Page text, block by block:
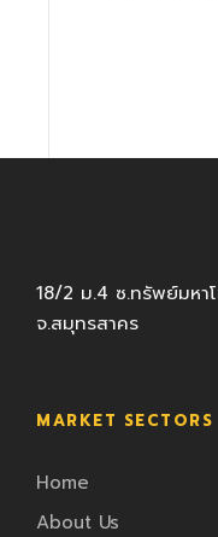
18/2 ม.4 ซ.ทรัพย์มหา
จ.สมุทรสาคร
MARKET SECTORS
Home
About Us